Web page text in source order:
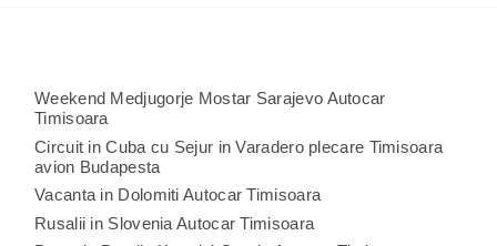
Weekend Medjugorje Mostar Sarajevo Autocar
Timisoara
Circuit in Cuba cu Sejur in Varadero plecare Timisoara
avion Budapesta
Vacanta in Dolomiti Autocar Timisoara
Rusalii in Slovenia Autocar Timisoara